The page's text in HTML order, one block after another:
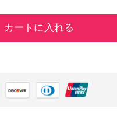
カートに入れる